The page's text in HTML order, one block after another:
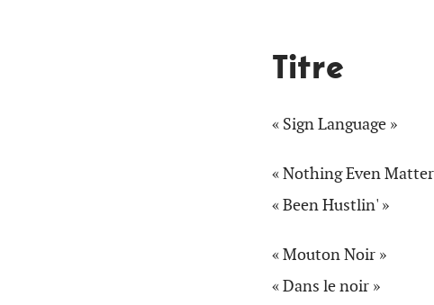
Titre
« Sign Language »
« Nothing Even
« Been Hustlin' »
« Mouton Noir »
« Dans le noir »